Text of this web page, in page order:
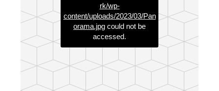
rk/wp-
content/uploads/2023/03/Pan
orama.jpg could not be
accessed.